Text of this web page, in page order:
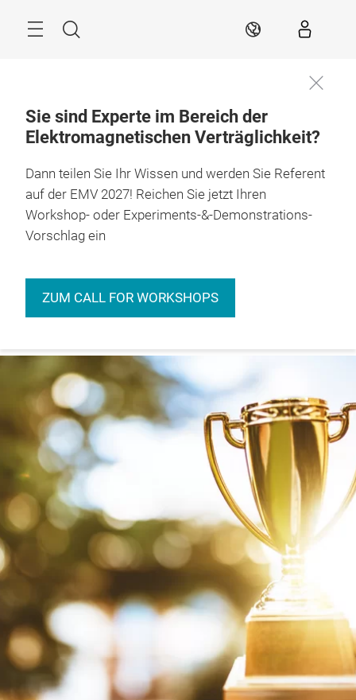
Suche DE
Sie sind Experte im Bereich der
Elektromagnetischen Verträglichkeit?
Dann teilen Sie Ihr Wissen und werden Sie Referent
auf der EMV 2027! Reichen Sie jetzt Ihren
Workshop- oder Experiments-&-Demonstrations-
Vorschlag ein
ZUM CALL FOR WORKSHOPS
Stuttgart
informiert
bleiben